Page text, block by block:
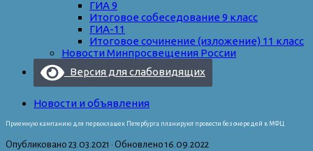
ГИА 9
Итоговое собеседование 9 класс
ГИА-11
Итоговое сочинение (изложение) 11 класс
Новости Минпросвещения России
Версия для слабовидящих
Новости и объявления
Приемную кампанию для первоклашек Петербурга планируют провести без очередей в МФЦ
Опубликовано 23.03.2021 · Обновлено 16.09.2022